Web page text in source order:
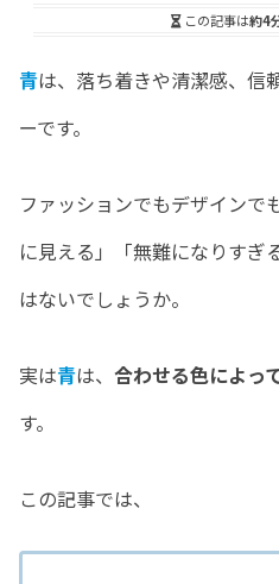
この記事は約4
青は、落ち着きや清潔感、信
ーです。
ファッションでもデザインで
に見える」「無難になりすぎ
はないでしょうか。
実は青は、 合わせる色によっ
す。
この記事では、